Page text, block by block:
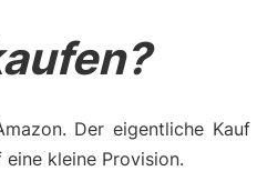
Der eigentliche
kleine Provision.